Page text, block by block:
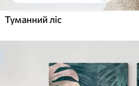
Туманний ліс